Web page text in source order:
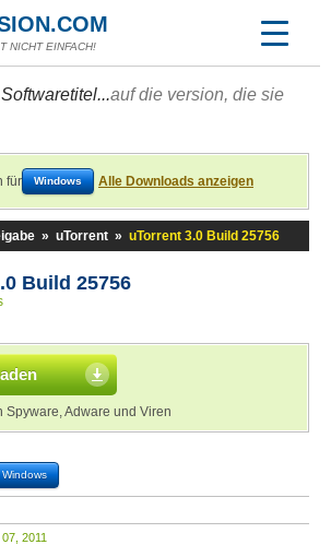
NICHT EINFACH!
auf die version, die sie
für Windows Alle Downloads anzeigen
» uTorrent » uTorrent 3.0 Build 25756
Build 25756
Spyware, Adware und Viren
Windows
2011